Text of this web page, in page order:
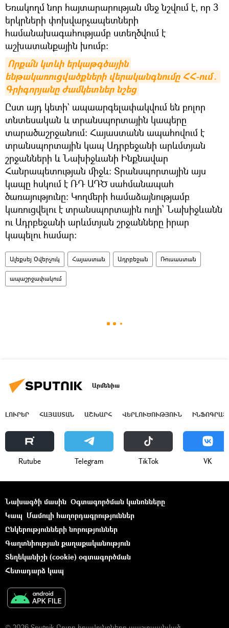
Եռակողմ նոր հայտարարության մեջ նշվում է, որ 3
երկրների փոխվարչապետների
համանախագահությամբ ստեղծվում է
աշխատանքային խումբ։
Որքա՞ն կտևի երկաթգծային
ենթակառուցվածքների վերականգնումը ՀՀ-ում․
Գրիգորյանը ժամկետներ նշեց
Ըստ այդ կետի` ապաարգելափակվում են բոլոր
տնտեսական և տրանսպորտային կապերը
տարածաշրջանում։ Հայաստանն ապահովում է
տրանսպորտային կապ Ադրբեջանի արևմտյան
շրջանների և Նախիջևանի Ինքնավար
Հանրապետության միջև։ Տրանսպորտային այս
կապը հսկում է ՌԴ ԱԴԾ սահմանապահ
ծառայությունը։ Կողմերի համաձայնությամբ
կառուցվելու է տրանսպորտային ուղի՝ Նախիջևանն
ու Ադրբեջանի արևմտյան շրջանները իրար
կապելու համար։
Ալեքսեյ Օվերչուկ Հայաստան Ադրբեջան Ռուսաստան
ապաշրջափակում
Արմենիա
ԼՈՒՐԵՐ ՀԱՅԱՍՏԱՆ ԱՇԽԱՐՀ ՎԵՐԼՈՒԾՈՒԹՅՈՒՆ
Rutube Telegram ТikТоk VK
Նախագծի մասին Օգտագործման կանոնները
Կապ Մամուլի հաղորդագրություններ
Ընկերությունների նորություններ
Գաղտնիության քաղաքականություն
Տեղեկանիշի (cookie) օգտագործման
Հետադարձ կապ